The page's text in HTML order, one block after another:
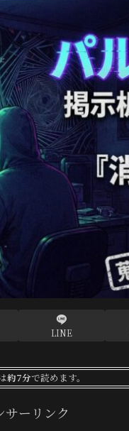
LINE
約7分で読めます。
サーリンク